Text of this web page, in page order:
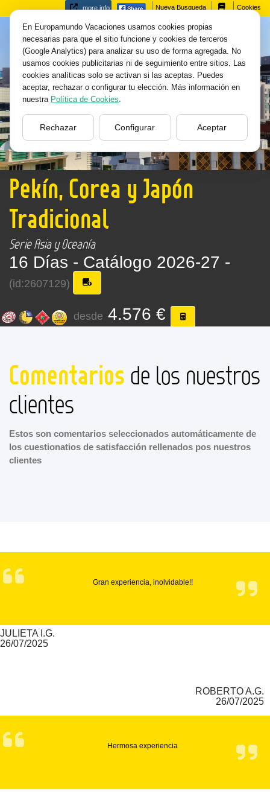
more info Nueva Busqueda Cookies
Pekín, Corea y Japón
Tradicional
Serie Asia y Oceanía
16 Días - Catálogo 2026-27 -
(id:2607129)
desde 4.576 €
Comentarios de los nuestros
clientes
Estos son comentarios seleccionados automáticamente de
los cuestionatios de satisfacción rellenados pos nuestros
clientes
Gran experiencia, inolvidable!!
JULIETA I.G.
26/07/2025
ROBERTO A.G.
26/07/2025
Hermosa experiencia
En Europamundo Vacaciones usamos cookies propias
necesarias para que el sitio funcione y cookies de terceros
(Google Analytics) para analizar su uso de forma agregada. No
usamos cookies publicitarias ni de seguimiento entre sitios. Las
cookies analíticas solo se activan si las aceptas. Puedes
aceptar, rechazar o configurar tu elección. Más información en
nuestra Política de Cookies.
Rechazar Configurar Aceptar